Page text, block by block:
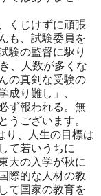
くじけずに頑張
も、試験委員を
験の監督に駆り
、人数が多くな
の真剣な受験の
成り難し」、
ず報われる。無
うございます。
り、人生の目標は
て若いうちに
大の入学が秋に
際的な人材の教
て国家の教育を